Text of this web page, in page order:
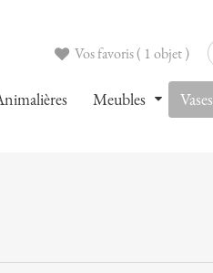
Vos favoris ( 1 objet )
Meubles Vases